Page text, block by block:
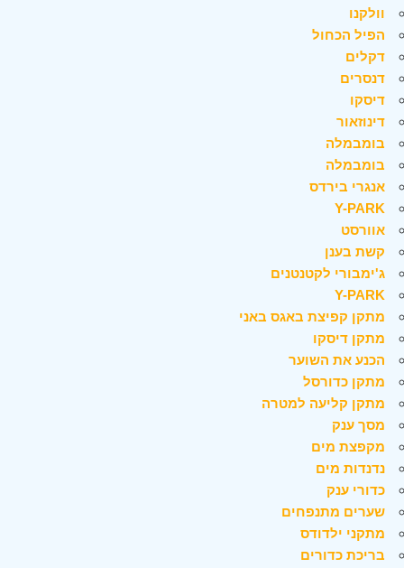
וולקנו
הפיל הכחול
דקלים
דנסרים
דיסקו
דינוזאור
בומבמלה
בומבמלה
אנגרי בירדס
Y-PARK
אוורסט
קשת בענן
ג'ימבורי לקטנטנים
Y-PARK
מתקן קפיצת באגס באני
מתקן דיסקו
הכנע את השוער
מתקן כדורסל
מתקן קליעה למטרה
מסך ענק
מקפצת מים
נדנדות מים
כדורי ענק
שערים מתנפחים
מתקני ילדודס
בריכת כדורים